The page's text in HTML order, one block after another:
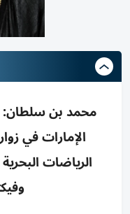
محمد بن سلطان:
الرياضات